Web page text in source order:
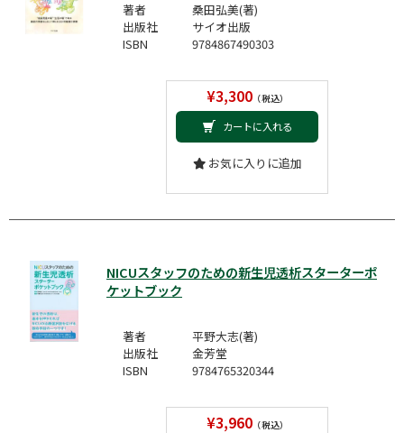
著者
桑田弘美(著)
出版社
サイオ出版
ISBN
9784867490303
¥3,300（税込）
カートに入れる
お気に入りに追加
NICUスタッフのための新生児透析スターターポ
ケットブック
著者
平野大志(著)
出版社
金芳堂
ISBN
9784765320344
¥3,960（税込）